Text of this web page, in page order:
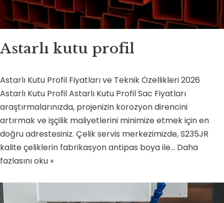
Astarlı kutu profil
Astarlı Kutu Profil Fiyatları ve Teknik Özellikleri 2026
Astarlı Kutu Profil Astarlı Kutu Profil Sac Fiyatları
araştırmalarınızda, projenizin korozyon direncini
artırmak ve işçilik maliyetlerini minimize etmek için en
doğru adrestesiniz. Çelik servis merkezimizde, S235JR
kalite çeliklerin fabrikasyon antipas boya ile… Daha
fazlasını oku »